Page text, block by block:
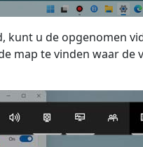
kunt u de opgenomen
map te vinden waar